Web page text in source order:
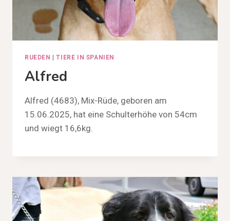
RUEDEN |TIERE IN SPANIEN
Alfred
Alfred (4683), Mix-Rüde, geboren am
15.06.2025, hat eine Schulterhöhe von 54cm
und wiegt 16,6kg.